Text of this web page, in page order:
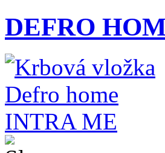
DEFRO